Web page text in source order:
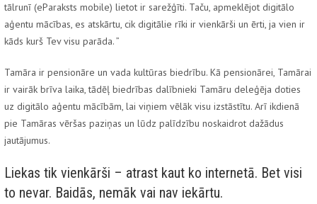
tālrunī (eParaksts mobile) lietot ir sarežģīti. Taču, apmeklējot digitālo
aģentu mācības, es atskārtu, cik digitālie rīki ir vienkārši un ērti, ja vien ir
kāds kurš Tev visu parāda. ”
Tamāra ir pensionāre un vada kultūras biedrību. Kā pensionārei, Tamārai
ir vairāk brīva laika, tādēļ biedrības dalībnieki Tamāru deleģēja doties
uz digitālo aģentu mācībām, lai viņiem vēlāk visu izstāstītu. Arī ikdienā
pie Tamāras vēršas paziņas un lūdz palīdzību noskaidrot dažādus
jautājumus.
Liekas tik vienkārši – atrast kaut ko internetā. Bet visi
to nevar. Baidās, nemāk vai nav iekārtu.